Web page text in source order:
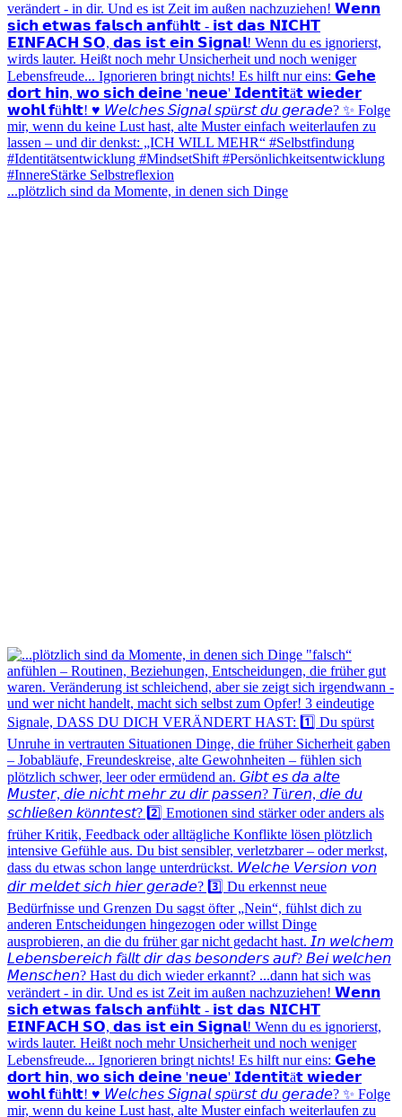
...plötzlich sind da Momente, in denen sich Dinge